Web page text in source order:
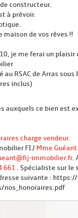
constructeur.
à prévoir.
maison de vos rêves !!
je me ferai un plaisir
RSAC de Arras sous
inclus)
auxquels ce bien est
charge vendeur.
FIJ Mme Guéant
immobilier.fr.
661 . Spécialiste sur le
suivante :